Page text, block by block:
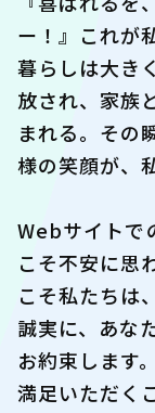
ー！』これが
暮らしは大き
放され、家族
まれる。その
様の笑顔が、
Webサイトで
こそ不安に思
こそ私たちは
誠実に、あな
お約束します
満足いただく